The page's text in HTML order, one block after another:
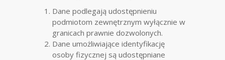
Dane podlegają udostępnieniu
podmiotom zewnętrznym wyłącznie w
granicach prawnie dozwolonych.
Dane umożliwiające identyfikację
osoby fizycznej są udostępniane